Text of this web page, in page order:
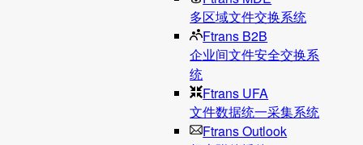
多区域文件交换系统
Ftrans B2B
企业间文件安全交换系
统
Ftrans UFA
文件数据统⼀采集系统
Ftrans Outlook